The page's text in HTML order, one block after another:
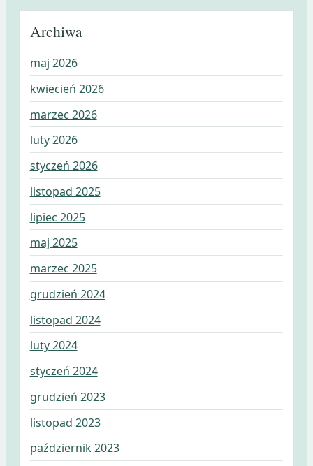
Archiwa
maj 2026
kwiecień 2026
marzec 2026
luty 2026
styczeń 2026
listopad 2025
lipiec 2025
maj 2025
marzec 2025
grudzień 2024
listopad 2024
luty 2024
styczeń 2024
grudzień 2023
listopad 2023
październik 2023